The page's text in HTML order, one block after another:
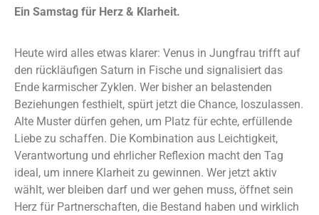
Ein Samstag für Herz & Klarheit.
Heute wird alles etwas klarer: Venus in Jungfrau trifft auf
den rückläufigen Saturn in Fische und signalisiert das
Ende karmischer Zyklen. Wer bisher an belastenden
Beziehungen festhielt, spürt jetzt die Chance, loszulassen.
Alte Muster dürfen gehen, um Platz für echte, erfüllende
Liebe zu schaffen. Die Kombination aus Leichtigkeit,
Verantwortung und ehrlicher Reflexion macht den Tag
ideal, um innere Klarheit zu gewinnen. Wer jetzt aktiv
wählt, wer bleiben darf und wer gehen muss, öffnet sein
Herz für Partnerschaften, die Bestand haben und wirklich